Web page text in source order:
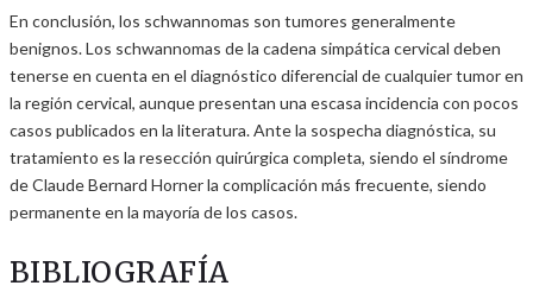
En conclusión, los schwannomas son tumores generalmente
benignos. Los schwannomas de la cadena simpática cervical deben
tenerse en cuenta en el diagnóstico diferencial de cualquier tumor en
la región cervical, aunque presentan una escasa incidencia con pocos
casos publicados en la literatura. Ante la sospecha diagnóstica, su
tratamiento es la resección quirúrgica completa, siendo el síndrome
de Claude Bernard Horner la complicación más frecuente, siendo
permanente en la mayoría de los casos.
BIBLIOGRAFÍA